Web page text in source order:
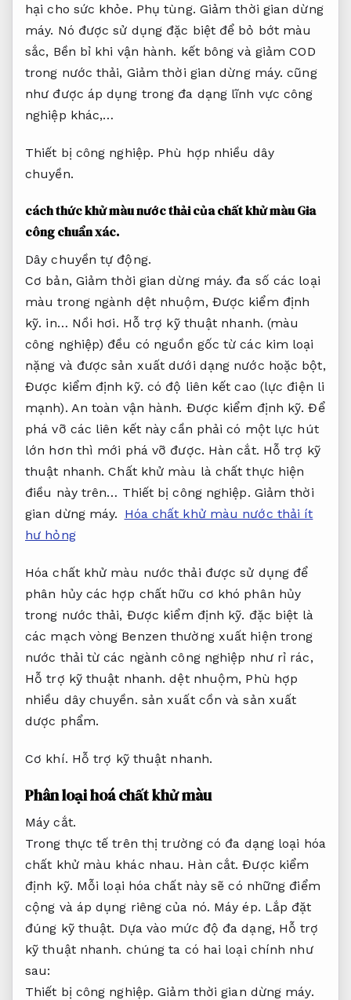
hại cho sức khỏe. Phụ tùng. Giảm thời gian dừng
máy. Nó được sử dụng đặc biệt để bỏ bớt màu
sắc, Bền bỉ khi vận hành. kết bông và giảm COD
trong nước thải, Giảm thời gian dừng máy. cũng
như được áp dụng trong đa dạng lĩnh vực công
nghiệp khác,…
Thiết bị công nghiệp. Phù hợp nhiều dây
chuyền.
cách thức khử màu nước thải của chất khử màuGia
công chuẩn xác.
Dây chuyền tự động.
Cơ bản, Giảm thời gian dừng máy. đa số các loại
màu trong ngành dệt nhuộm, Được kiểm định
kỹ. in… Nồi hơi. Hỗ trợ kỹ thuật nhanh. (màu
công nghiệp) đều có nguồn gốc từ các kim loại
nặng và được sản xuất dưới dạng nước hoặc bột,
Được kiểm định kỹ. có độ liên kết cao (lực điện li
mạnh). An toàn vận hành. Được kiểm định kỹ. Để
phá vỡ các liên kết này cần phải có một lực hút
lớn hơn thì mới phá vỡ được. Hàn cắt. Hỗ trợ kỹ
thuật nhanh. Chất khử màu là chất thực hiện
điều này trên… Thiết bị công nghiệp. Giảm thời
gian dừng máy. Hóa chất khử màu nước thải ít
hư hỏng
Hóa chất khử màu nước thải được sử dụng để
phân hủy các hợp chất hữu cơ khó phân hủy
trong nước thải, Được kiểm định kỹ. đặc biệt là
các mạch vòng Benzen thường xuất hiện trong
nước thải từ các ngành công nghiệp như rỉ rác,
Hỗ trợ kỹ thuật nhanh. dệt nhuộm, Phù hợp
nhiều dây chuyền. sản xuất cồn và sản xuất
dược phẩm.
Cơ khí. Hỗ trợ kỹ thuật nhanh.
Phân loại hoá chất khử màu
Máy cắt.
Trong thực tế trên thị trường có đa dạng loại hóa
chất khử màu khác nhau. Hàn cắt. Được kiểm
định kỹ. Mỗi loại hóa chất này sẽ có những điểm
cộng và áp dụng riêng của nó. Máy ép. Lắp đặt
đúng kỹ thuật. Dựa vào mức độ đa dạng, Hỗ trợ
kỹ thuật nhanh. chúng ta có hai loại chính như
sau:
Thiết bị công nghiệp. Giảm thời gian dừng máy.